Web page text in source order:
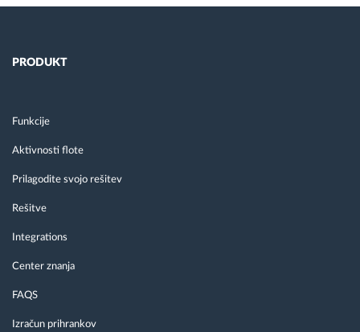
PRODUKT
Funkcije
Aktivnosti flote
Prilagodite svojo rešitev
Rešitve
Integrations
Center znanja
FAQS
Izračun prihrankov